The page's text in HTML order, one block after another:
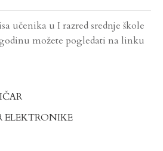
učenika u I razred srednje škole
godinu možete pogledati na linku
ELEKTRONIKE